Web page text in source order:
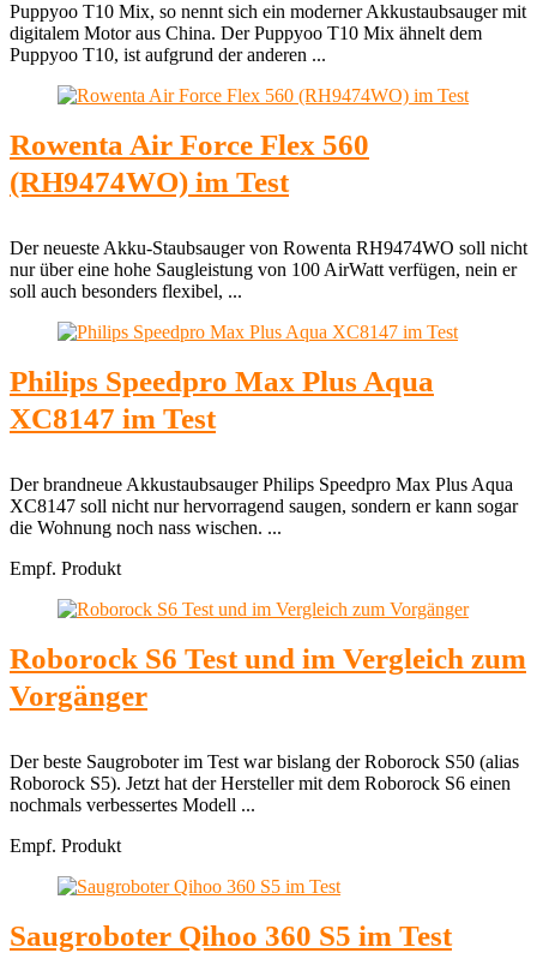
Puppyoo T10 Mix, so nennt sich ein moderner Akkustaubsauger mit
digitalem Motor aus China. Der Puppyoo T10 Mix ähnelt dem
Puppyoo T10, ist aufgrund der anderen ...
Rowenta Air Force Flex 560
(RH9474WO) im Test
Der neueste Akku-Staubsauger von Rowenta RH9474WO soll nicht
nur über eine hohe Saugleistung von 100 AirWatt verfügen, nein er
soll auch besonders flexibel, ...
Philips Speedpro Max Plus Aqua
XC8147 im Test
Der brandneue Akkustaubsauger Philips Speedpro Max Plus Aqua
XC8147 soll nicht nur hervorragend saugen, sondern er kann sogar
die Wohnung noch nass wischen. ...
Empf. Produkt
Roborock S6 Test und im Vergleich zum
Vorgänger
Der beste Saugroboter im Test war bislang der Roborock S50 (alias
Roborock S5). Jetzt hat der Hersteller mit dem Roborock S6 einen
nochmals verbessertes Modell ...
Empf. Produkt
Saugroboter Qihoo 360 S5 im Test